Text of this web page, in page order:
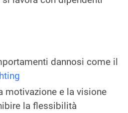
dannosi come il
motivazione e la visione
la flessibilità